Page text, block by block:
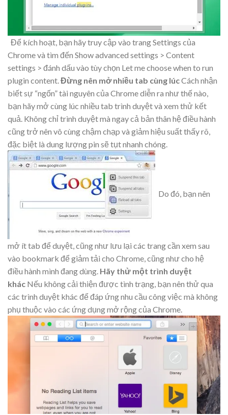
Để kích hoạt, bạn hãy truy cập vào trang Settings của
Chrome và tìm đến Show advanced settings > Content
settings > đánh dấu vào tùy chọn Let me choose when to run
plugin content.Đừng nên mở nhiều tab cùng lúcCách nhận
biết sự “ngốn” tài nguyên của Chrome diễn ra như thế nào,
bạn hãy mở cùng lúc nhiều tab trình duyệt và xem thử kết
quả. Không chỉ trình duyệt mà ngay cả bản thân hệ điều hành
cũng trở nên vô cùng chậm chạp và giảm hiệu suất thấy rõ,
đặc biệt là dung lượng pin sẽ tụt nhanh chóng.
Do đó, bạn nên
mở ít tab để duyệt, cũng như lưu lại các trang cần xem sau
vào bookmark để giảm tải cho Chrome, cũng như cho hệ
điều hành mình đang dùng. Hãy thử một trình duyệt
khác Nếu không cải thiện được tình trạng, bạn nên thử qua
các trình duyệt khác để đáp ứng nhu cầu công việc mà không
phụ thuộc vào các ứng dụng mở rộng của Chrome.